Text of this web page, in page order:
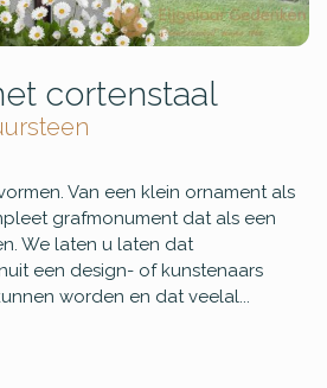
cortenstaal
Van een klein ornament als
grafmonument dat als een
We laten u laten dat
een design- of kunstenaars
worden en dat veelal...